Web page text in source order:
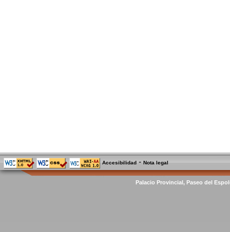
Accesibilidad -Nota legal
Palacio Provincial, Paseo del